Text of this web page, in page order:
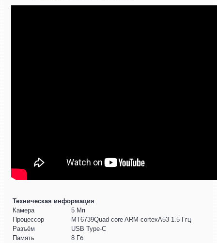
Техническая информация
Камера
5 Мп
Процессор
MT6739Quad core ARM cortexA53 1.5 Ггц
Разъём
USB Type-C
Память
8 Гб